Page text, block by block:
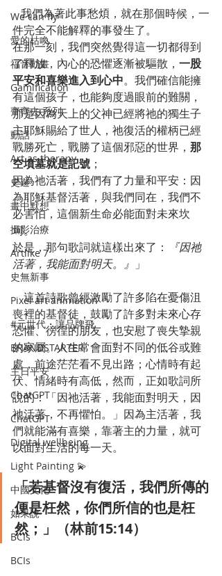
We can fly
愛的枯喚
福音動畫
Gamification
齊齊去 系列
動話
Art as therapy
史遊
畫中默想
攝影治療
Artlike 7
史無新事
Pixel art animation
#元世代・讓品牌飛
BRANDSTARTER
主日平安
ChatGPT
ChatGPT
Digital wellbeing
Light Painting 💫
中國文化
如果說
BCIs
BCIs
   我們為著此事愁煩，就在那個時候，一
件完全不能解釋的事發生了。
在那一刻，我們突然覺得這一切都得到
了釋放，內心的恐懼逐漸被驅散， 一股
平安和喜樂進入到心中。我們確信能擁
有這個孩子，也能夠度過眼前的難關，
那是因為天上的父神已經將祂的獨生子
主耶穌賜給了世人，祂復活的權柄已經
戰勝死亡，戰勝了這個邪惡的世界， 那
空墳墓就是記號 ；
因為祂活著，我們有了力量和平安：因
為耶穌基督活著，與我們同在，我們不
必害怕，這個新生命必能面對未來坎
坷。
於是，那句歌詞就這樣出來了：
『因祂
活著，我能面對明天。』
」
    這首詩歌曾經激勵了許多陷在憂傷沮
喪裡的基督徒，鼓勵了許多對未來心存
恐懼、徬徨的朋友，也安慰了喪失摯親
的家屬。人生常會面對不同的低谷或難
處，前途茫茫看不見出路；心情時有起
伏、情緒時有高低，然而，正如歌詞所
說的：「因祂活著，我能面對明天，因
祂活著，不再懼怕。」因為主活著，我
們就能滿有喜樂，靠著主的力量，就可
以面對生活的每一天。
「若基督沒有復活，我們所傳的
便是枉然，你們所信的也是枉
然；」（林前15:14）